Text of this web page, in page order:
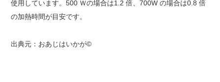
使用しています。500 Ｗの場合は1.2 倍、700W の場合は0.8 倍
の加熱時間が目安です。
出典元：おあじはいかが©